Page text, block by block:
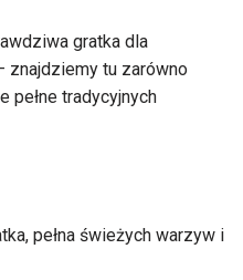
gratka dla
znajdziemy tu zarówno
pełne tradycyjnych
pełna świeżych warzyw i